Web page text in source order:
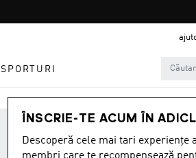
SPORTURI
ÎNSCRIE-TE ACUM ÎN
Descoperă cele mai tari experiențe
membri care te recompensează
Femei
Oferta pe timp